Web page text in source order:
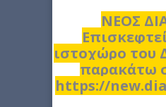
ΝΕΟΣ
ιστοχώρο του
παρακάτω
https://